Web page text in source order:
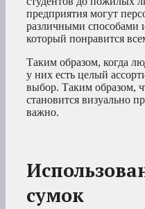
предприятия могут
различными способами
который понравится
Таким образом, когда
у них есть целый
выбор. Таким образом,
становится визуально
важно.
сумок